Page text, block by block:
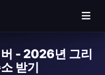
- 2026년 그리
받기